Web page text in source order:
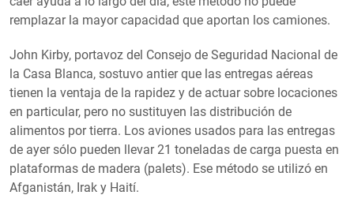
remplazar la mayor capacidad que aportan los camiones.
John Kirby, portavoz del Consejo de Seguridad Nacional de
la Casa Blanca, sostuvo antier que las entregas aéreas
tienen la ventaja de la rapidez y de actuar sobre locaciones
en particular, pero no sustituyen las distribución de
alimentos por tierra. Los aviones usados para las entregas
de ayer sólo pueden llevar 21 toneladas de carga puesta en
plataformas de madera (palets). Ese método se utilizó en
Afganistán, Irak y Haití.